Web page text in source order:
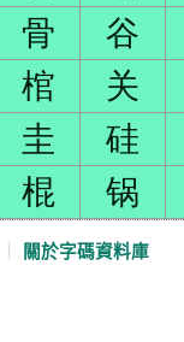
骨 谷
棺 关
圭 硅
棍 锅
關於字碼資料庫